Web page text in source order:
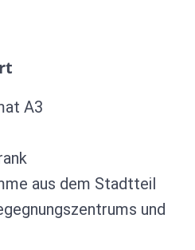
A3
aus dem Stadtteil
und